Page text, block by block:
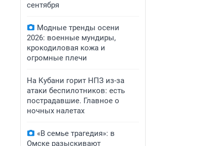
сентября
Модные тренды осени
2026: военные мундиры,
крокодиловая кожа и
огромные плечи
На Кубани горит НПЗ из-за
атаки беспилотников: есть
пострадавшие. Главное о
ночных налетах
«В семье трагедия»: в
Омске разыскивают